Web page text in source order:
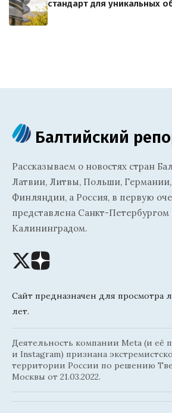
стандарт для уникальных
Балтийский
Рассказываем о новостях стран
Латвии, Литвы, Польши,
Финляндии, а Россия, в первую
представлена Санкт-Петербургом
Калининградом.
Сайт предназначен для просмотра
лет.
Деятельность компании Meta (и её
и Instagram) признана
территории России по решению
Москвы от 21.03.2022.